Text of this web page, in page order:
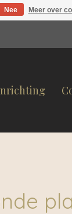
Nee Meer over